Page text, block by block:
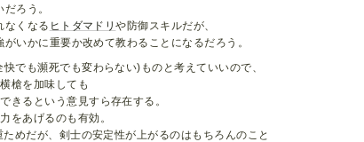
ろう。
なくなる ヒトダマドリや防御スキルだが、
いかに重要か改めて教わることになるだろう。
でも瀕死でも変わらない)ものと考えていいので、
槍を加味しても
きるという意見すら存在する。
をあげるのも有効。
めだが、剣士の安定性が上がるのはもちろんのこと